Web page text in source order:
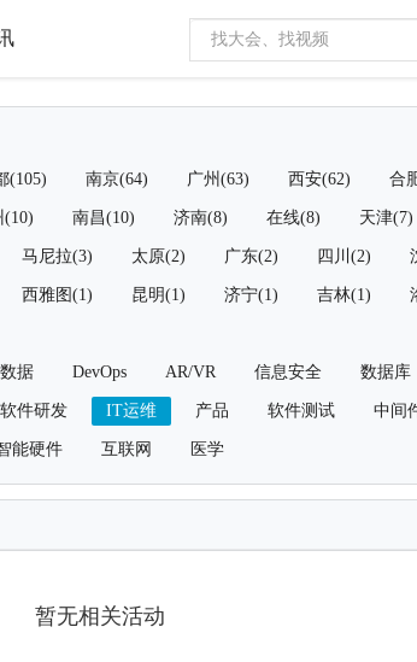
(105) 南京(64) 广州(63) 西安(62) 合
(10) 南昌(10) 济南(8) 在线(8) 天津(7)
马尼拉(3) 太原(2) 广东(2) 四川(2)
西雅图(1) 昆明(1) 济宁(1) 吉林(1)
据 DevOps AR/VR 信息安全 数据库
软件研发 IT运维 产品 软件测试 中间
能硬件 互联网 医学
暂无相关活动